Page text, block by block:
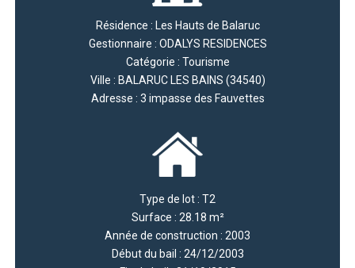
Résidence : Les Hauts de Balaruc
Gestionnaire : ODALYS RESIDENCES
Catégorie : Tourisme
Ville : BALARUC LES BAINS (34540)
Adresse : 3 impasse des Fauvettes
Type de lot : T2
Surface : 28.18 m²
Année de construction : 2003
Début du bail : 24/12/2003